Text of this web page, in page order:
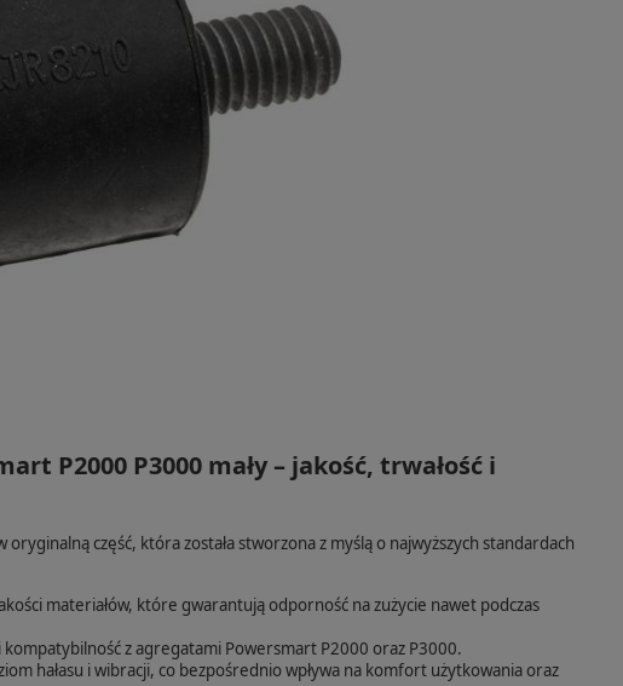
P2000 P3000 mały – jakość, trwałość i
oryginalną część, która została stworzona z myślą o najwyższych standardach
materiałów, które gwarantują odporność na zużycie nawet podczas
z agregatami Powersmart P2000 oraz P3000.
hałasu i wibracji, co bezpośrednio wpływa na komfort użytkowania oraz